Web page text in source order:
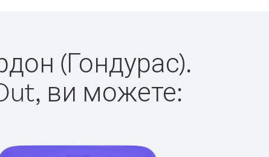
(Гондурас).
ви можете: